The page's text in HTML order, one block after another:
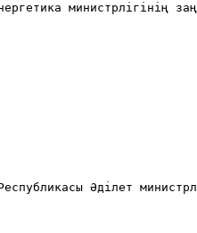
министрлігінің
Әділет